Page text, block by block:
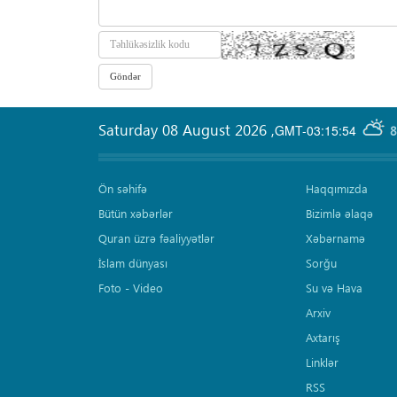
GMT-03:15:54
Saturday 08 August 2026 ,
Ön səhifə
Bütün xəbərlər
Quran üzrə fəaliyyətlər
İslam dünyası
Foto - Video
Haqqımızda
Bizimlə əlaqə
Xəbərnamə
Sorğu
Su və Hava
Arxiv
Axtarış
Linklər
RSS